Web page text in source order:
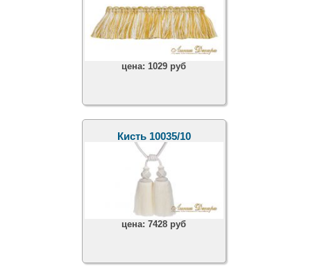
цена:1029 руб
Кисть 10035/10
цена:7428 руб